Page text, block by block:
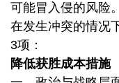
可能冒入侵的风险
在发生冲突的情况
3项：
降低获胜成本措施